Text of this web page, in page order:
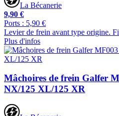
La Bécanerie
9,90 €
Ports : 5,90 €
Levier de frein avant type origine.
Plus d'infos
Mâchoires de frein Galfer
NX/125 XL/125 XR